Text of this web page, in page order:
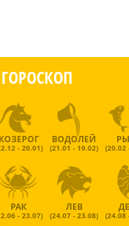
ГОРОСКОП
КОЗЕРОГ
- 20.01)
ВОДОЛЕЙ
(21.01 - 19.02) (20.02
РАК
- 23.07)
ЛЕВ
(24.07 - 23.08) (24.08